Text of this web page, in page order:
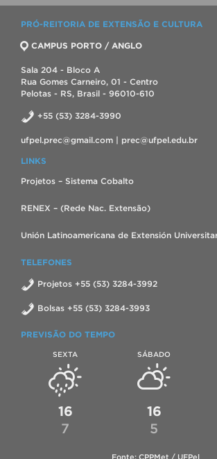
PRÓ-REITORIA DE EXTENSÃO E CULTURA
CAMPUS PORTO / ANGLO
Sala 204 - Bloco A
Rua Gomes Carneiro, 01 - Centro
Pelotas - RS, Brasil - 96010-610
+55 (53) 3284-3990
ufpel.prec@gmail.com | prec@ufpel.edu.br
LINKS
Projetos – Sistema Cobalto
RENEX – (Rede Nac. Extensão)
Unión Latinoamericana de Extensión
TELEFONES
Projetos +55 (53) 3284-3992
Bolsas +55 (53) 3284-3993
PREVISÃO DO TEMPO
SEXTA
16
7
SÁBADO
16
5
Fonte: CPPMet / UFPel